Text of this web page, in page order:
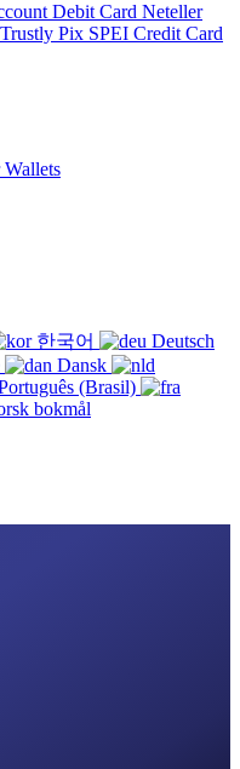
Debit Card Neteller
Trustly Pix SPEI Credit Card
Wallets
한국어
Deutsch
Dansk
(Brasil)
bokmål